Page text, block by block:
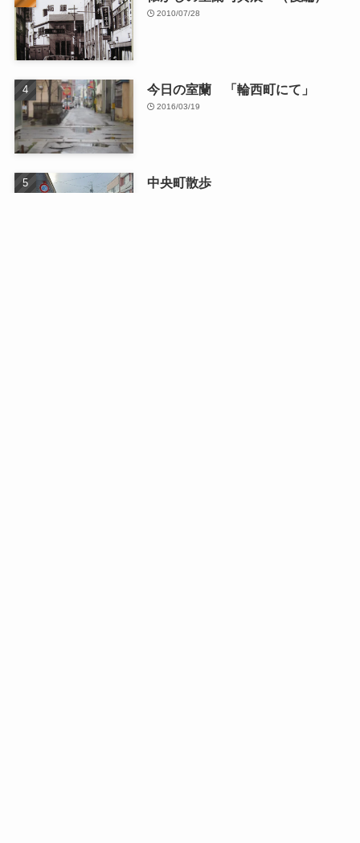
2010/07/28
今日の室蘭 「輪西町にて」
2016/03/19
中央町散歩